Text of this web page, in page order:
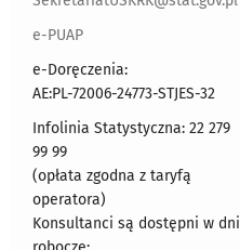
e-PUAP
e-Doręczenia:
AE:PL-72006-24773-STJES-32
Infolinia Statystyczna: 22 279
99 99
(opłata zgodna z taryfą
operatora)
Konsultanci są dostępni w dni